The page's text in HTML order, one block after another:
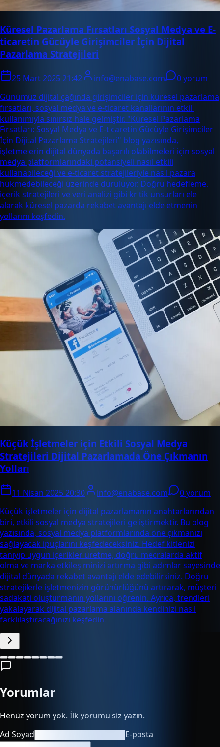
Küresel Pazarlama Fırsatları Sosyal Medya ve E-
ticaretin Gücüyle Girişimciler İçin Dijital
Pazarlama Stratejileri
25 Mart 2025 21:42 info@enabase.com
0 yorum
Günümüz dijital çağında girişimciler için küresel pazarlama
fırsatları, sosyal medya ve e-ticaret kanallarının etkili
kullanımıyla sınırsız hale gelmiştir. "Küresel Pazarlama
Fırsatları: Sosyal Medya ve E-ticaretin Gücüyle Girişimciler
İçin Dijital Pazarlama Stratejileri" blog yazısında,
işletmelerin dijital dünyada başarılı olabilmeleri için sosyal
medya platformlarındaki potansiyeli nasıl etkili
kullanabileceği ve e-ticaret stratejileriyle nasıl pazara
hükmedebileceği üzerinde duruluyor. Doğru hedefleme,
içerik stratejileri ve veri analizi gibi kritik unsurları ele
alarak küresel pazarda rekabet avantajı elde etmenin
yollarını keşfedin.
Küçük İşletmeler için Etkili Sosyal Medya
Stratejileri Dijital Pazarlamada Öne Çıkmanın
Yolları
11 Nisan 2025 20:30 info@enabase.com
0 yorum
Küçük işletmeler için dijital pazarlamanın anahtarlarından
biri, etkili sosyal medya stratejileri geliştirmektir. Bu blog
yazısında, sosyal medya platformlarında öne çıkmanızı
sağlayacak ipuçlarını keşfedeceksiniz. Hedef kitlenizi
tanıyıp uygun içerikler üretme, doğru mecralarda aktif
olma ve marka etkileşiminizi artırma gibi adımlar sayesinde
dijital dünyada rekabet avantajı elde edebilirsiniz. Doğru
stratejilerle işletmenizin görünürlüğünü artırarak, müşteri
sadakati oluşturmanın yollarını öğrenin. Ayrıca, trendleri
yakalayarak dijital pazarlama alanında kendinizi nasıl
farklılaştıracağınızı keşfedin.
Yorumlar
Henüz yorum yok. İlk yorumu siz yazın.
Ad Soyad
E-posta